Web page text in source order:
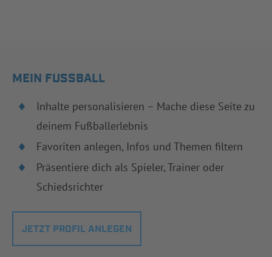
MEIN FUSSBALL
Inhalte personalisieren – Mache diese Seite zu
deinem Fußballerlebnis
Favoriten anlegen, Infos und Themen filtern
Präsentiere dich als Spieler, Trainer oder
Schiedsrichter
JETZT PROFIL ANLEGEN